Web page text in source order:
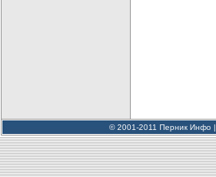
© 2001-2011 Перник Инфо |